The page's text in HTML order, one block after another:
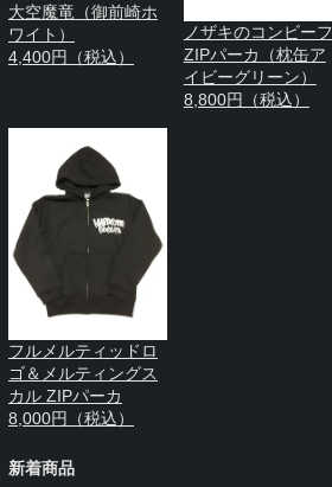
大空魔竜（御前崎ホ
ワイト）
4,400円（税込）
ノザキのコンビーフ
ZIPパーカ（枕缶ア
イビーグリーン）
8,800円（税込）
フルメルティッドロ
ゴ＆メルティングス
カル ZIPパーカ
8,000円（税込）
新着商品